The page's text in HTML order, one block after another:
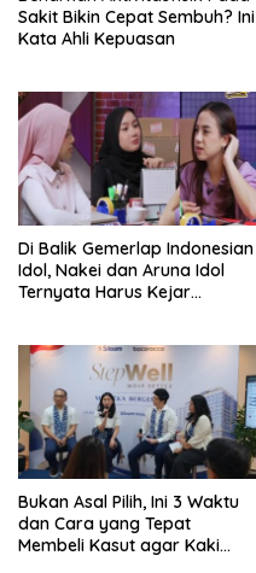
Sakit Bikin Cepat Sembuh? Ini
Kata Ahli Kepuasan
Di Balik Gemerlap Indonesian
Idol, Nakei dan Aruna Idol
Ternyata Harus Kejar
Bukan Asal Pilih, Ini 3 Waktu
dan Cara yang Tepat
Membeli Kasut agar Kaki